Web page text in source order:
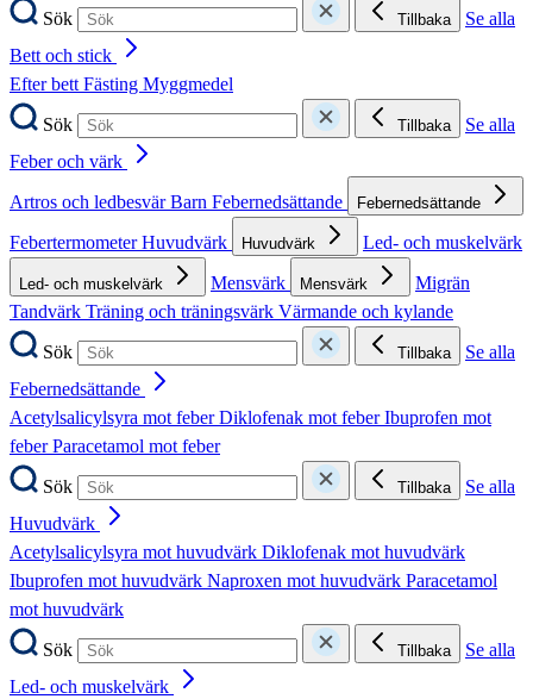
Sök
Tillbaka
Se alla
Bett och stick
Efter bettFästing Myggmedel
Sök
Tillbaka
Se alla
Feber och värk
Artros och ledbesvärBarn Febernedsättande Febernedsättande
FebertermometerHuvudvärk Huvudvärk Led- och muskelvärk
Led- och muskelvärk Mensvärk Mensvärk
Migrän
Tandvärk Träning och träningsvärk Värmande och kylande
Sök
Tillbaka
Se alla
Febernedsättande
Acetylsalicylsyra mot feberDiklofenak mot feberIbuprofen mot
feberParacetamol mot feber
Sök
Tillbaka
Se alla
Huvudvärk
Acetylsalicylsyra mot huvudvärk Diklofenak mot huvudvärk
Ibuprofen mot huvudvärk Naproxen mot huvudvärk Paracetamol
mot huvudvärk
Sök
Tillbaka
Se alla
Led- och muskelvärk